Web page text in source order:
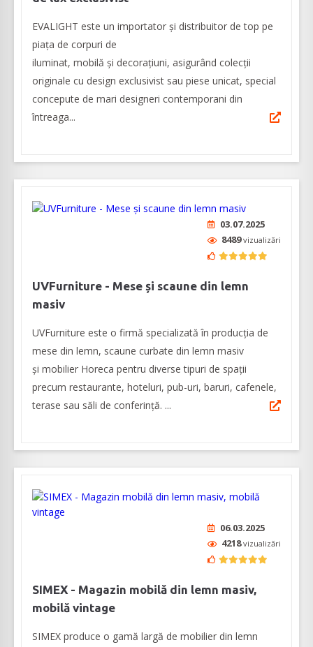
EVALIGHT este un importator și distribuitor de top pe
piața de corpuri de
iluminat, mobilă și decorațiuni, asigurând colecții
originale cu design exclusivist sau piese unicat, special
concepute de mari designeri contemporani din
întreaga...
03.07.2025
8489vizualizări
UVFurniture - Mese și scaune din lemn
masiv
UVFurniture este o firmă specializată în producția de
mese din lemn, scaune curbate din lemn masiv
şi mobilier Horeca pentru diverse tipuri de spații
precum restaurante, hoteluri, pub-uri, baruri, cafenele,
terase sau săli de conferință. ...
06.03.2025
4218vizualizări
SIMEX - Magazin mobilă din lemn masiv,
mobilă vintage
SIMEX produce o gamă largă de mobilier din lemn